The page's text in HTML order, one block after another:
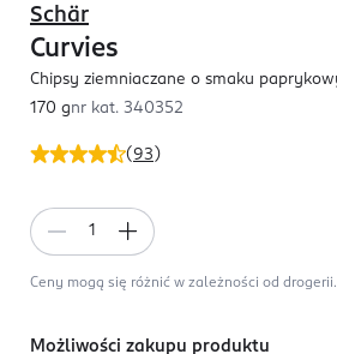
(93 )
Schär
Curvies
Chipsy ziemniaczane o smaku
170 gnr kat. 340352
Ceny mogą się różnić w zależności od drogerii.
Możliwości zakupu produktu